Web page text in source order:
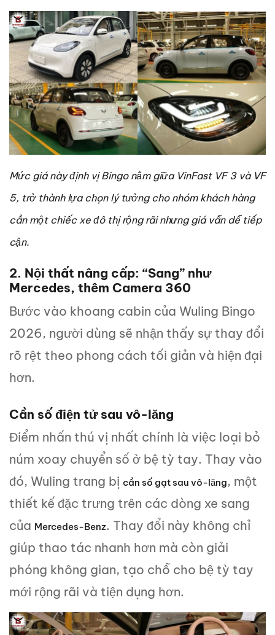
Mức giá này định vị Bingo nằm giữa VinFast VF 3 và VF
5, trở thành lựa chọn lý tưởng cho nhóm khách hàng
cần một chiếc xe đô thị rộng rãi nhưng giá vẫn dễ tiếp
cận.
2. Nội thất nâng cấp: “Sang” như
Mercedes, thêm Camera 360
Bước vào khoang cabin của Wuling Bingo
2026, người dùng sẽ nhận thấy sự thay đổi
rõ rệt theo phong cách tối giản và hiện đại
hơn.
Cần số điện tử sau vô-lăng
Điểm nhấn thú vị nhất chính là việc loại bỏ
núm xoay chuyển số ở bệ tỳ tay. Thay vào
đó, Wuling trang bị cần số gạt sau vô-lăng, một
thiết kế đặc trưng trên các dòng xe sang
của Mercedes-Benz. Thay đổi này không chỉ
giúp thao tác nhanh hơn mà còn giải
phóng không gian, tạo chỗ cho bệ tỳ tay
mới rộng rãi và tiện dụng hơn.